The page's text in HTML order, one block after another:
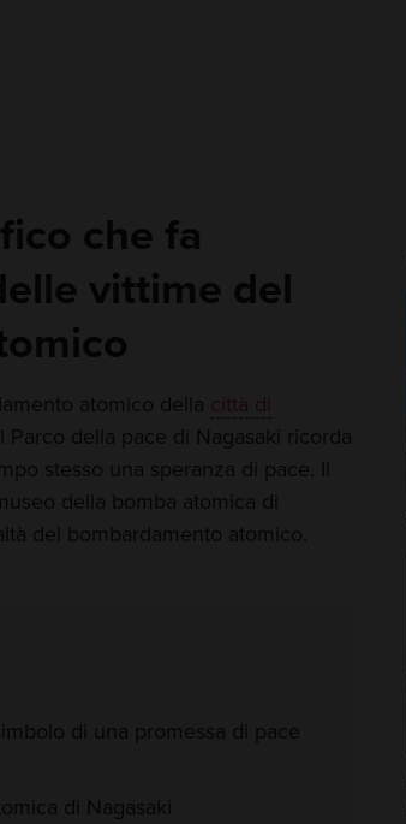
che fa
vittime del
atomico della città di
della pace di Nagasaki ricorda
stesso una speranza di pace. Il
della bomba atomica di
del bombardamento atomico.
di una promessa di pace
di Nagasaki